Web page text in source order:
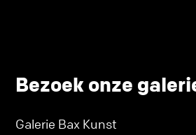
Bezoek onze
Galerie Bax Kunst